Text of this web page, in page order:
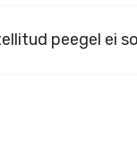
peegel ei